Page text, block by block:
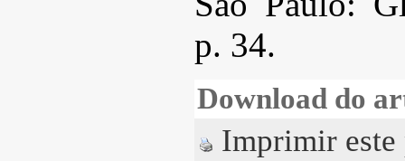
p. 34.
Download do
Imprimir este